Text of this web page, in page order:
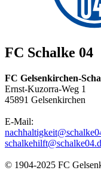
FC Schalke 04
FC Gelsenkirchen-
Ernst-Kuzorra-Weg 1
45891 Gelsenkirchen
E-Mail:
© 1904-2025 FC